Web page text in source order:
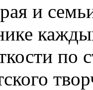
и
по